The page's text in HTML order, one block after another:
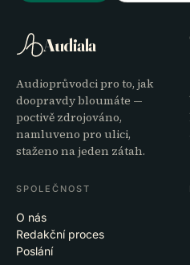
Audiala
Audioprůvodci pro to, jak
doopravdy bloumáte —
poctivě zdrojováno,
namluveno pro ulici,
staženo na jeden zátah.
SPOLEČNOST
O nás
Redakční proces
Poslání